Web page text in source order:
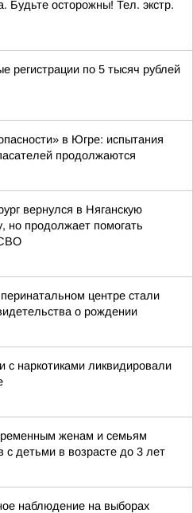
Будьте осторожны! Тел. экстр.
регистрации по 5 тысяч рублей
в Югре: испытания
продолжаются
вернулся в Няганскую
но продолжает помогать
центре стали
о рождении
с наркотиками ликвидировали
женам и семьям
с детьми в возрасте до 3 лет
наблюдение на выборах